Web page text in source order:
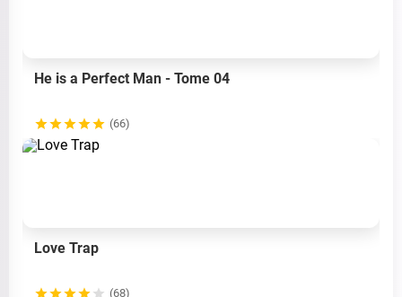
He is a Perfect Man - Tome 04
(66)
Love Trap
(68)